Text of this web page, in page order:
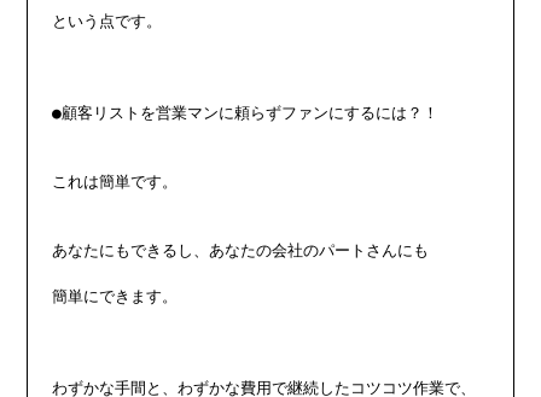
という点です。
●顧客リストを営業マンに頼らずファンにするには？！
これは簡単です。
あなたにもできるし、あなたの会社のパートさんにも
簡単にできます。
わずかな手間と、わずかな費用で継続したコツコツ作業で、